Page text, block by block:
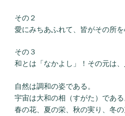
その２
愛にみちあふれて、皆がその所を
その３
和とは「なかよし」！その元は、
自然は調和の姿である。
宇宙は大和の相（すがた）である
春の花、夏の栄、秋の実り、冬の